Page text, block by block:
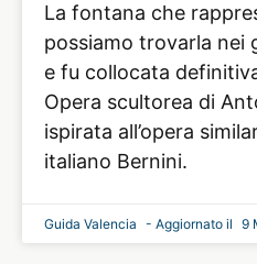
La fontana che
possiamo trovarla nei
e fu collocata
Opera scultorea di
ispirata all’opera
italiano Bernini.
Guida Valencia 9